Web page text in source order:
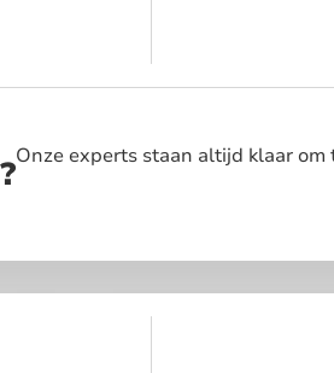
Onze experts staan altijd klaar